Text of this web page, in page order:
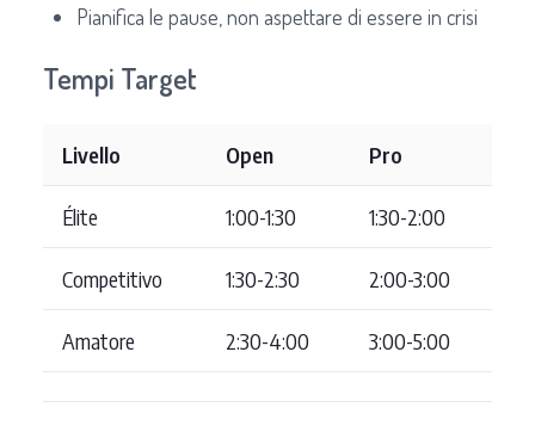
Pianifica le pause, non aspettare di essere in crisi
Tempi Target
Livello Open Pro
Élite 1:00-1:30 1:30-2:00
Competitivo 1:30-2:30 2:00-3:00
Amatore 2:30-4:00 3:00-5:00